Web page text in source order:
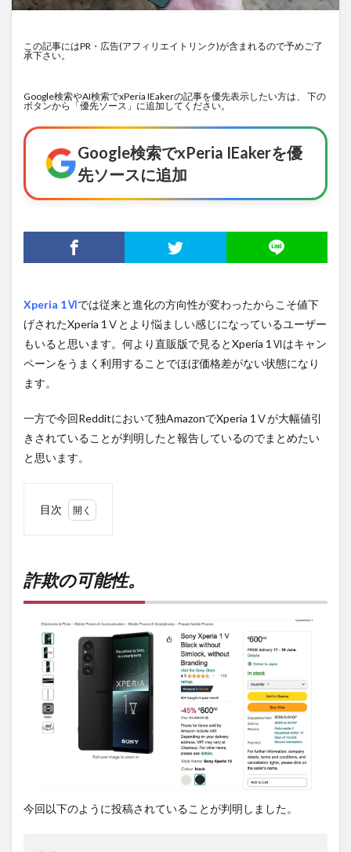
この記事にはPR・広告(アフィリエイトリンク)が含まれるので予めご了
承下さい。
Google検索やAI検索でxPeria IEakerの記事を優先表示したい方は、 下の
ボタンから「優先ソース」に追加してください。
Google検索でxPeria IEakerを優
先ソースに追加
Xperia 1Ⅵでは従来と進化の方向性が変わったからこそ値下
げされたXperia 1Ⅴとより悩ましい感じになっているユーザー
もいると思います。何より直販版で見るとXperia 1Ⅵはキャン
ペーンをうまく利用することでほぼ価格差がない状態になり
ます。
一方で今回Redditにおいて独AmazonでXperia 1Ⅴが大幅値引
きされていることが判明したと報告しているのでまとめたい
と思います。
目次
能
性。
PR)
購入
は待
ち時
間・
手数
料不
要の
おす
詐欺の可能性。
今回以下のように投稿されていることが判明しました。